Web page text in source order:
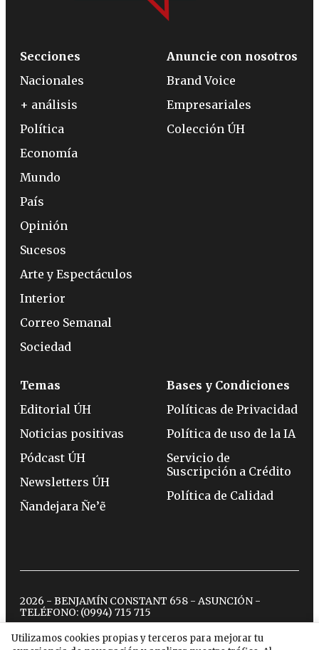
Utilizamos cookies propias y terceros para mejorar tu
Secciones
Nacionales
+ análisis
Política
Economía
Mundo
País
Opinión
Sucesos
Arte y Espectáculos
Interior
Correo Semanal
Sociedad
Anuncie con nosotros
Brand Voice
Empresariales
Colección ÚH
Temas
Editorial ÚH
Noticias positivas
Pódcast ÚH
Newsletters ÚH
Ñandejara Ñe’ẽ
Bases y Condiciones
Políticas de Privacidad
Política de uso de la IA
Servicio de
Suscripción a Crédito
Política de Calidad
2026 - BENJAMÍN CONSTANT 658 - ASUNCIÓN -
TELÉFONO: (0994) 715 715